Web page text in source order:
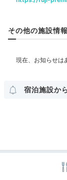
部屋情報
冷蔵庫
リ
その他の施設情報
宿泊施設か